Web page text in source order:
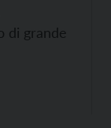
di grande